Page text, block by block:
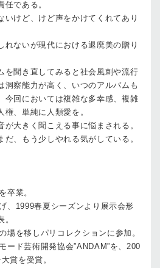
任である。
いけど、けど声をかけてくれてあり
れないが現代における退廃美の贈り
を聞き直してみると社会風刺や流行
洞察能力が高く、いつのアルバムも
今回においては複雑な多幸感、複雑
、単純に人類愛を。
大きく聞こえる事に悩まされる。
だ、もう少しやれる気がしている。
卒業。
、1999春夏シーズンより展示会形
場を移しパリコレクションに参加。
ード芸術開発協会”ANDAM”を、200
賞を受賞。